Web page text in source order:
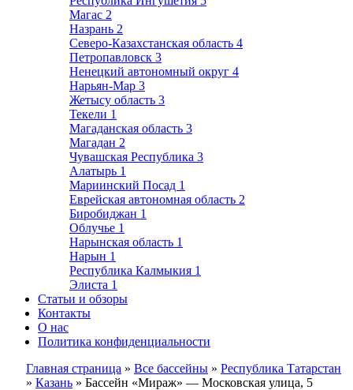
Магас 2
Назрань 2
Северо-Казахстанская область 4
Петропавловск 3
Ненецкий автономный округ 4
Нарьян-Мар 3
Жетысу область 3
Текели 1
Магаданская область 3
Магадан 2
Чувашская Республика 3
Алатырь 1
Мариинский Посад 1
Еврейская автономная область 2
Биробиджан 1
Облучье 1
Нарынская область 1
Нарын 1
Республика Калмыкия 1
Элиста 1
Статьи и обзоры
Контакты
О нас
Политика конфиденциальности
Главная страница » Все бассейны » Республика Татарстан
» Казань » Бассейн «Мираж» — Московская улица, 5